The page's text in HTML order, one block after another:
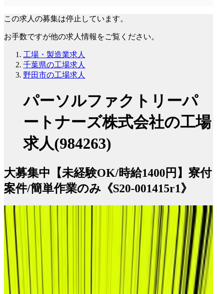
この求人の募集は停止しています。
お手数ですが他の求人情報をご覧ください。
工場・製造業求人
千葉県の工場求人
野田市の工場求人
パーソルファクトリーパ
ートナーズ株式会社の工場
求人(984263)
大募集中【未経験OK/時給1400円】寮付
案件/簡単作業のみ《S20-001415r1》